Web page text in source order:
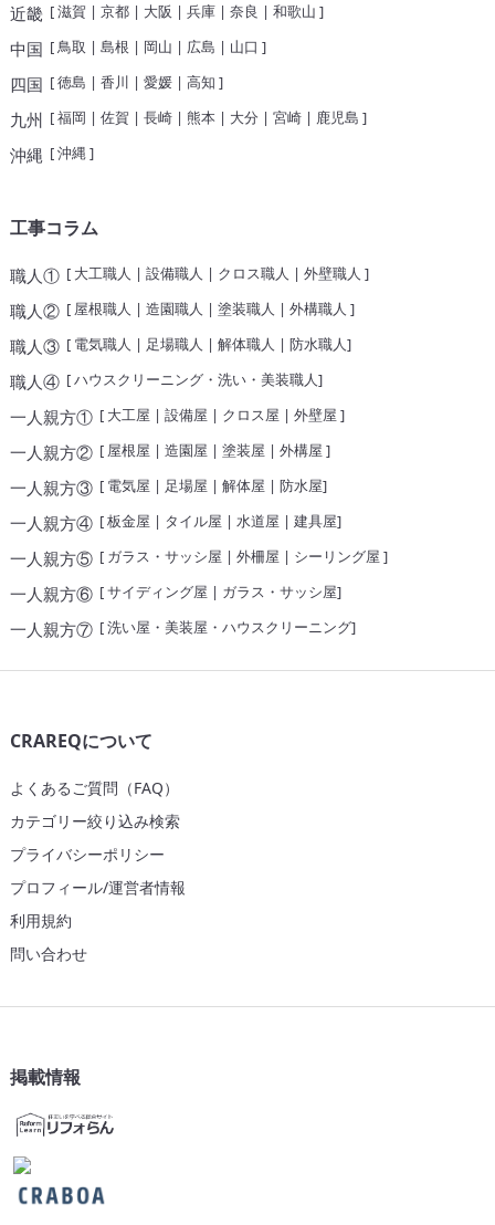
近畿[滋賀 | 京都| 大阪 | 兵庫| 奈良 | 和歌山 ]
中国 [鳥取 | 島根 | 岡山 | 広島 | 山口 ]
四国 [徳島 | 香川 | 愛媛| 高知 ]
九州 [福岡 | 佐賀 | 長崎| 熊本| 大分 | 宮崎| 鹿児島 ]
沖縄 [沖縄]
工事コラム
職人①[ 大工職人 | 設備職人 | クロス職人 | 外壁職人 ]
職人②[ 屋根職人 | 造園職人 | 塗装職人 | 外構職人 ]
職人③[ 電気職人 | 足場職人 | 解体職人 | 防水職人]
職人④[ハウスクリーニング・洗い・美装職人]
一人親方①[ 大工屋 | 設備屋 | クロス屋 | 外壁屋 ]
一人親方②[ 屋根屋 | 造園屋 | 塗装屋 | 外構屋 ]
一人親方③[ 電気屋 | 足場屋 | 解体屋 | 防水屋]
一人親方④[板金屋 | タイル屋 | 水道屋 | 建具屋]
一人親方⑤[ ガラス・サッシ屋 | 外柵屋 | シーリング屋 ]
一人親方⑥[サイディング屋 | ガラス・サッシ屋]
一人親方⑦[洗い屋・美装屋・ハウスクリーニング]
CRAREQについて
よくあるご質問（FAQ）
カテゴリー絞り込み検索
プライバシーポリシー
プロフィール/運営者情報
利用規約
問い合わせ
掲載情報